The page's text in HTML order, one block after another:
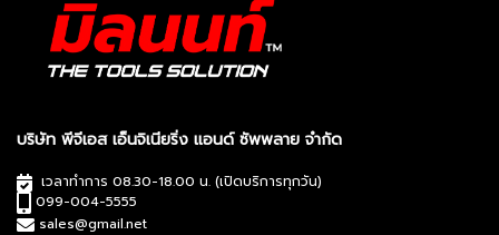
บริษัท พีจีเอส เอ็นจิเนียริ่ง แอนด์ ซัพพลาย จำกัด
เวลาทำการ 08.30-18.00 น. (เปิดบริการทุกวัน)
099-004-5555
sales@gmail.net